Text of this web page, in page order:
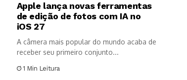
Apple lança novas ferramentas
de edição de fotos com IA no
iOS 27
A câmera mais popular do mundo acaba de
receber seu primeiro conjunto...
1 Min Leitura